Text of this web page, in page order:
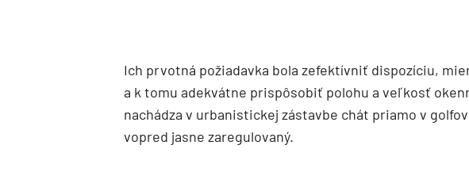
Ich prvotná požiadavka bola zefektívniť dispozíciu,
a k tomu adekvátne prispôsobiť polohu a veľkosť
nachádza v urbanistickej zástavbe chát priamo v
vopred jasne zaregulovaný.